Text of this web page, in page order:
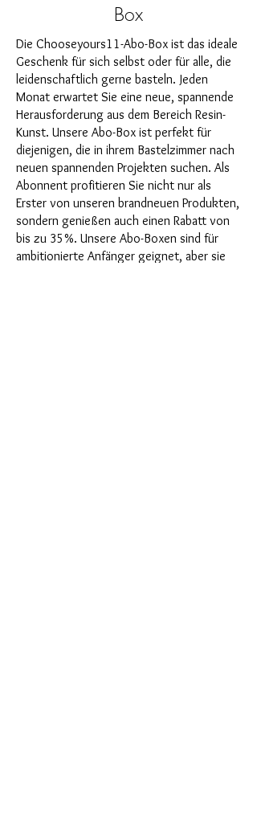
Box
Die Chooseyours11-Abo-Box ist das ideale
Geschenk für sich selbst oder für alle, die
leidenschaftlich gerne basteln. Jeden
Monat erwartet Sie eine neue, spannende
Herausforderung aus dem Bereich Resin-
Kunst. Unsere Abo-Box ist perfekt für
diejenigen, die in ihrem Bastelzimmer nach
neuen spannenden Projekten suchen. Als
Abonnent profitieren Sie nicht nur als
Erster von unseren brandneuen Produkten,
sondern genießen auch einen Rabatt von
bis zu 35%. Unsere Abo-Boxen sind für
ambitionierte Anfänger geignet, aber sie